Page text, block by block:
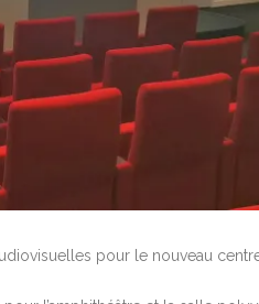
pour le nouveau